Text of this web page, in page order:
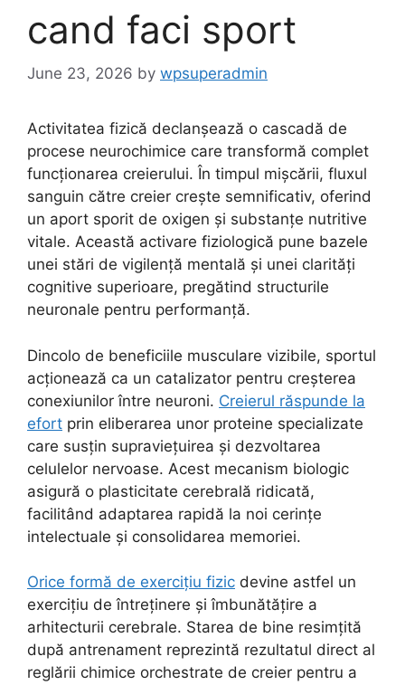
cand faci sport
June 23, 2026 by wpsuperadmin
Activitatea fizică declanșează o cascadă de
procese neurochimice care transformă complet
funcționarea creierului. În timpul mișcării, fluxul
sanguin către creier crește semnificativ, oferind
un aport sporit de oxigen și substanțe nutritive
vitale. Această activare fiziologică pune bazele
unei stări de vigilență mentală și unei clarități
cognitive superioare, pregătind structurile
neuronale pentru performanță.
Dincolo de beneficiile musculare vizibile, sportul
acționează ca un catalizator pentru creșterea
conexiunilor între neuroni. Creierul răspunde la
efort prin eliberarea unor proteine specializate
care susțin supraviețuirea și dezvoltarea
celulelor nervoase. Acest mecanism biologic
asigură o plasticitate cerebrală ridicată,
facilitând adaptarea rapidă la noi cerințe
intelectuale și consolidarea memoriei.
Orice formă de exercițiu fizic devine astfel un
exercițiu de întreținere și îmbunătățire a
arhitecturii cerebrale. Starea de bine resimțită
după antrenament reprezintă rezultatul direct al
reglării chimice orchestrate de creier pentru a